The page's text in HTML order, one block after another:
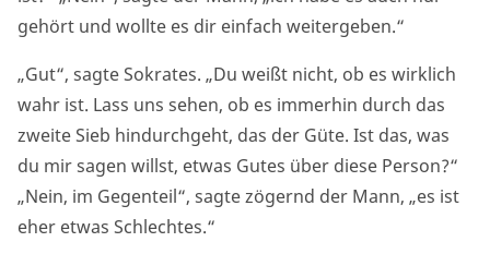
gehört und wollte es dir einfach weitergeben.“
„Gut“, sagte Sokrates. „Du weißt nicht, ob es wirklich
wahr ist. Lass uns sehen, ob es immerhin durch das
zweite Sieb hindurchgeht, das der Güte. Ist das, was
du mir sagen willst, etwas Gutes über diese Person?“
„Nein, im Gegenteil“, sagte zögernd der Mann, „es ist
eher etwas Schlechtes.“